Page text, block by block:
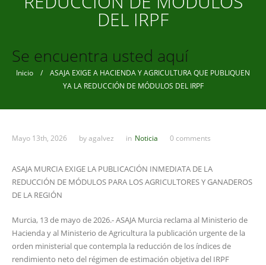
DEL IRPF
Se encuentra usted aquí
Inicio / ASAJA EXIGE A HACIENDA Y AGRICULTURA QUE PUBLIQUEN
YA LA REDUCCIÓN DE MÓDULOS DEL IRPF
Mayo 13th, 2026 byagalvez in Noticia 0 comments
ASAJA MURCIA EXIGE LA PUBLICACIÓN INMEDIATA DE LA
REDUCCIÓN DE MÓDULOS PARA LOS AGRICULTORES Y GANADEROS
DE LA REGIÓN
Murcia, 13 de mayo de 2026.- ASAJA Murcia reclama al Ministerio de
Hacienda y al Ministerio de Agricultura la publicación urgente de la
orden ministerial que contempla la reducción de los índices de
rendimiento neto del régimen de estimación objetiva del IRPF